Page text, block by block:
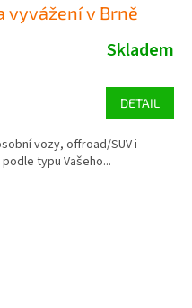
vyvážení v Brně
Skladem
DETAIL
vozy, offroad/SUV i
typu Vašeho...